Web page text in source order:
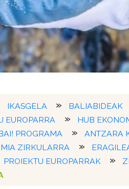
IKASGELA
BALIABIDEAK
EUROPARRA
HUB
PROGRAMA
ANTZARA
ZIRKULARRA
PROIEKTU EUROPARRAK